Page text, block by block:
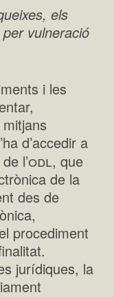
els
per vulneració
i les
d’accedir a
l’odl, que
de la
des de
procediment
jurídiques, la